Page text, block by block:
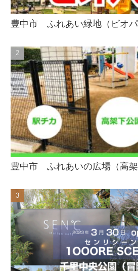
豊中市 ふれあい緑地（ビオパ
豊中市 ふれあいの広場（高架